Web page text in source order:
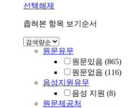
선택해제
좁혀본 항목 보기순서
원문유무
원문있음 (865)
원문없음 (116)
음성지원유무
음성 지원 (8)
원문제공처